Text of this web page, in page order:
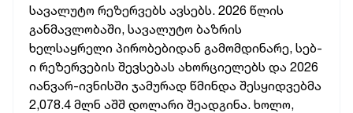
სავალუტო რეზერვებს ავსებს. 2026 წლის
განმავლობაში, სავალუტო ბაზრის
ხელსაყრელი პირობებიდან გამომდინარე, სებ-
ი რეზერვების შევსებას ახორციელებს და 2026
იანვარ-ივნისში ჯამურად წმინდა შესყიდვებმა
2,078.4 მლნ აშშ დოლარი შეადგინა. ხოლო,